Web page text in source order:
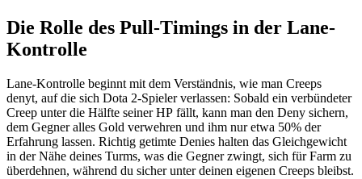
Die Rolle des Pull-Timings in der Lane-
Kontrolle
Lane-Kontrolle beginnt mit dem Verständnis, wie man Creeps
denyt, auf die sich Dota 2-Spieler verlassen: Sobald ein verbündeter
Creep unter die Hälfte seiner HP fällt, kann man den Deny sichern,
dem Gegner alles Gold verwehren und ihm nur etwa 50% der
Erfahrung lassen. Richtig getimte Denies halten das Gleichgewicht
in der Nähe deines Turms, was die Gegner zwingt, sich für Farm zu
überdehnen, während du sicher unter deinen eigenen Creeps bleibst.